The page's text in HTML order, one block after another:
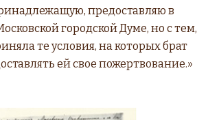
предоставляю в
городской Думе, но с тем,
те условия, на которых брат
ей свое пожертвование.»